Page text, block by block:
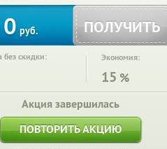
0 руб. ПОЛУЧИТЬ
без скидки: Экономия:
15 %
Акция завершилась
ПОВТОРИТЬ АКЦИЮ